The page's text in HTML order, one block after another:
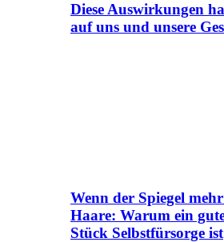
Diese Auswirkungen
auf uns und unsere
Wenn der Spiegel
Haare: Warum ein
Stück Selbstfürsorge ist